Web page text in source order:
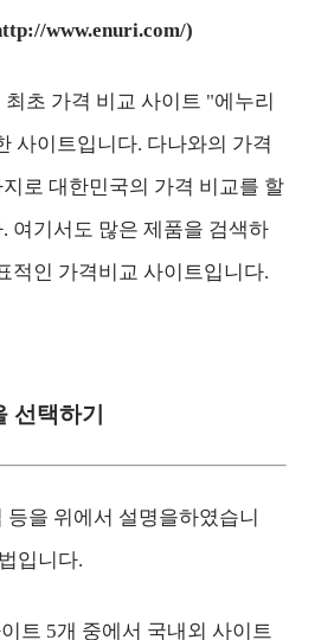
www.enuri.com/)
초 가격 비교 사이트 "에누리
사이트입니다. 다나와의 가격
로 대한민국의 가격 비교를 할
여기서도 많은 제품을 검색하
적인 가격비교 사이트입니다.
선택하기
을 위에서 설명을하였습니
입니다.
트 5개 중에서 국내외 사이트